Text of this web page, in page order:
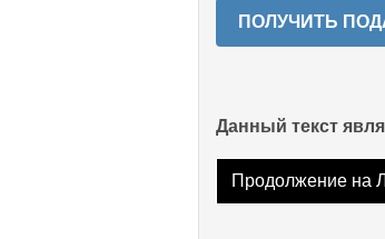
ПОЛУЧИТЬ
Данный текст
Продолжение на